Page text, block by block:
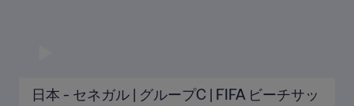
日本 - セネガル | グループC | FIFA ビーチサッ